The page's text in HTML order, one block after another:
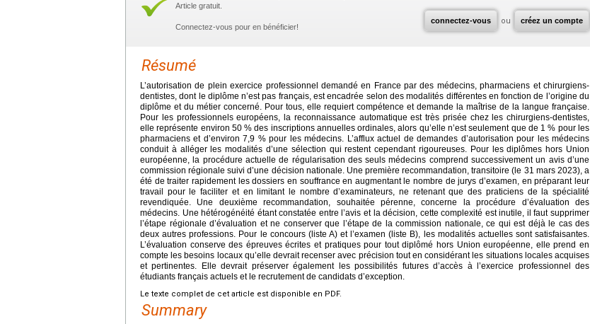
connectez-vous ou créez un compte
Article gratuit.
Connectez-vous pour en bénéficier!
Résumé
L’autorisation de plein exercice professionnel demandé en France par des médecins, pharmaciens et chirurgiens-
dentistes, dont le diplôme n’est pas français, est encadrée selon des modalités différentes en fonction de l’origine du
diplôme et du métier concerné. Pour tous, elle requiert compétence et demande la maîtrise de la langue française.
Pour les professionnels européens, la reconnaissance automatique est très prisée chez les chirurgiens-dentistes,
elle représente environ 50 % des inscriptions annuelles ordinales, alors qu’elle n’est seulement que de 1 % pour les
pharmaciens et d’environ 7,9 % pour les médecins. L’afflux actuel de demandes d’autorisation pour les médecins
conduit à alléger les modalités d’une sélection qui restent cependant rigoureuses. Pour les diplômes hors Union
européenne, la procédure actuelle de régularisation des seuls médecins comprend successivement un avis d’une
commission régionale suivi d’une décision nationale. Une première recommandation, transitoire (le 31 mars 2023), a
été de traiter rapidement les dossiers en souffrance en augmentant le nombre de jurys d’examen, en préparant leur
travail pour le faciliter et en limitant le nombre d’examinateurs, ne retenant que des praticiens de la spécialité
revendiquée. Une deuxième recommandation, souhaitée pérenne, concerne la procédure d’évaluation des
médecins. Une hétérogénéité étant constatée entre l’avis et la décision, cette complexité est inutile, il faut supprimer
l’étape régionale d’évaluation et ne conserver que l’étape de la commission nationale, ce qui est déjà le cas des
deux autres professions. Pour le concours (liste A) et l’examen (liste B), les modalités actuelles sont satisfaisantes.
L’évaluation conserve des épreuves écrites et pratiques pour tout diplômé hors Union européenne, elle prend en
compte les besoins locaux qu’elle devrait recenser avec précision tout en considérant les situations locales acquises
et pertinentes. Elle devrait préserver également les possibilités futures d’accès à l’exercice professionnel des
étudiants français actuels et le recrutement de candidats d’exception.
Le texte complet de cet article est disponible en PDF.
Summary